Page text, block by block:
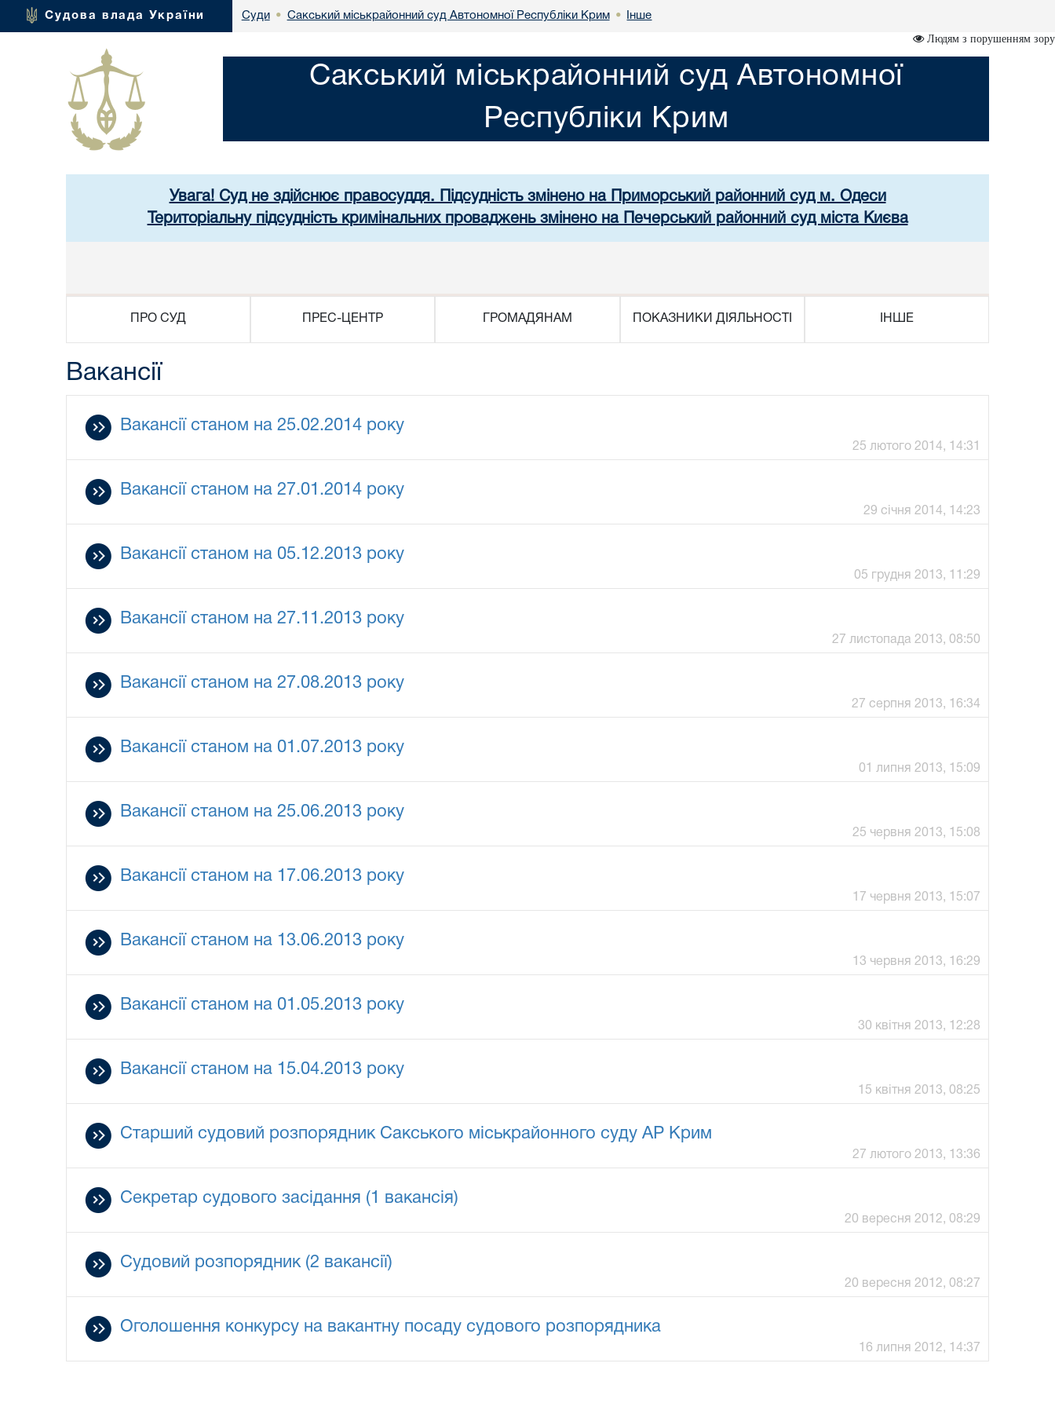
Судова влада України Суди • Сакський міськрайонний суд Автономної Республіки Крим • Інше
Людям з порушенням зору
Сакський міськрайонний суд Автономної
Республіки Крим
Увага! Суд не здійснює правосуддя. Підсудність змінено на Приморський районний суд м. Одеси
Територіальну підсудність кримінальних проваджень змінено на Печерський районний суд міста Києва
ПРО СУД ПРЕС-ЦЕНТР ГРОМАДЯНАМ ПОКАЗНИКИ ДІЯЛЬНОСТІ ІНШЕ
Вакансії
Вакансії станом на 25.02.2014 року
25 лютого 2014, 14:31
Вакансії станом на 27.01.2014 року
29 січня 2014, 14:23
Вакансії станом на 05.12.2013 року
05 грудня 2013, 11:29
Вакансії станом на 27.11.2013 року
27 листопада 2013, 08:50
Вакансії станом на 27.08.2013 року
27 серпня 2013, 16:34
Вакансії станом на 01.07.2013 року
01 липня 2013, 15:09
Вакансії станом на 25.06.2013 року
25 червня 2013, 15:08
Вакансії станом на 17.06.2013 року
17 червня 2013, 15:07
Вакансії станом на 13.06.2013 року
13 червня 2013, 16:29
Вакансії станом на 01.05.2013 року
30 квітня 2013, 12:28
Вакансії станом на 15.04.2013 року
15 квітня 2013, 08:25
Старший судовий розпорядник Сакського міськрайонного суду АР Крим
27 лютого 2013, 13:36
Секретар судового засідання (1 вакансія)
20 вересня 2012, 08:29
Судовий розпорядник (2 вакансії)
20 вересня 2012, 08:27
Оголошення конкурсу на вакантну посаду судового розпорядника
16 липня 2012, 14:37